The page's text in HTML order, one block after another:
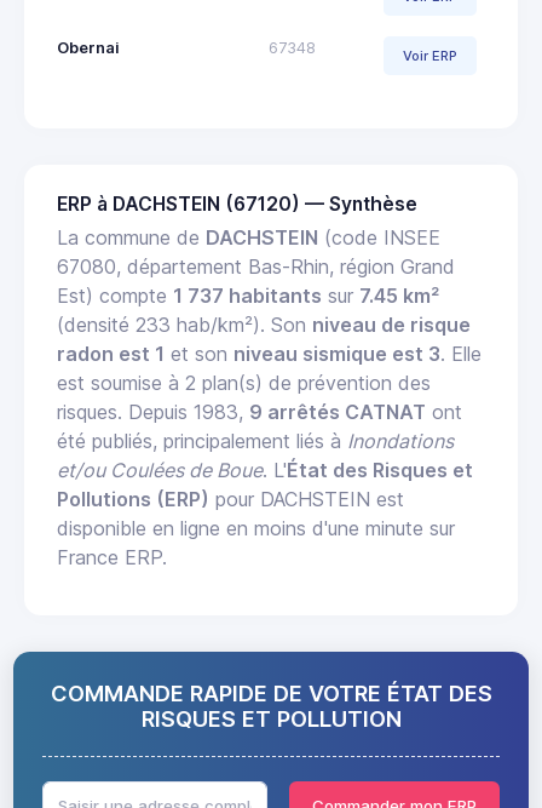
Obernai 67348 Voir ERP
ERP à DACHSTEIN (67120) — Synthèse
La commune de DACHSTEIN (code INSEE
67080, département Bas-Rhin, région Grand
Est) compte 1 737 habitants sur 7.45 km²
(densité 233 hab/km²). Son niveau de risque
radon est 1 et son niveau sismique est 3. Elle
est soumise à 2 plan(s) de prévention des
risques. Depuis 1983, 9 arrêtés CATNAT ont
été publiés, principalement liés à Inondations
et/ou Coulées de Boue. L'État des Risques et
Pollutions (ERP) pour DACHSTEIN est
disponible en ligne en moins d'une minute sur
France ERP.
COMMANDE RAPIDE DE VOTRE ÉTAT DES
RISQUES ET POLLUTION